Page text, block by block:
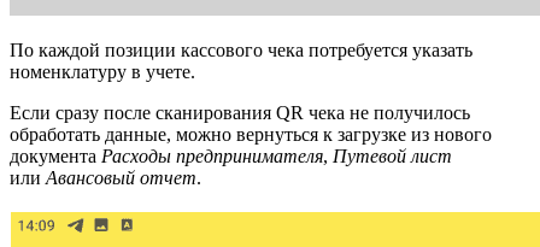
По каждой позиции кассового чека потребуется указать
номенклатуру в учете.
Если сразу после сканирования QR чека не получилось
обработать данные, можно вернуться к загрузке из нового
документа Расходы предпринимателя, Путевой лист
илиАвансовый отчет.